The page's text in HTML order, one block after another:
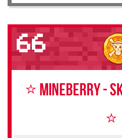
66
⭐️ Mineberry -
⭐